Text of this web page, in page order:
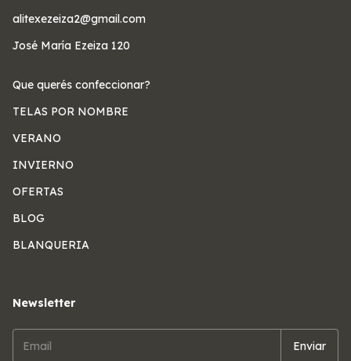
alitexezeiza2@gmail.com
José María Ezeiza 120
Que querés confeccionar?
TELAS POR NOMBRE
VERANO
INVIERNO
OFERTAS
BLOG
BLANQUERIA
Newsletter